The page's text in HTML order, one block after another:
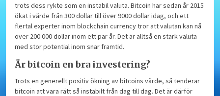
trots dess rykte som en instabil valuta. Bitcoin har sedan år 2015
ökat i värde från 300 dollar till över 9000 dollar idag, och ett
flertal experter inom blockchain currency tror att valutan kan nå
över 200 000 dollar inom ett par år. Det är alltså en stark valuta
med stor potential inom snar framtid.
Är bitcoin en bra investering?
Trots en generellt positiv ökning av bitcoins värde, så tenderar
bitcoin att vara rätt så instabilt från dag till dag. Det är därför